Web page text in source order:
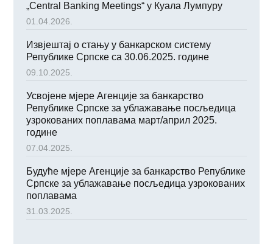
„Central Banking Meetings“ у Куала Лумпуру
01.04.2026.
Извјештај о стању у банкарском систему
Републике Српске са 30.06.2025. године
09.10.2025.
Усвојене мјере Агенције за банкарство
Републике Српске за ублажавање посљедица
узрокованих поплавама март/април 2025.
године
07.04.2025.
Будуће мјере Агенције за банкарство Републике
Српске за ублажавање посљедица узрокованих
поплавама
31.03.2025.